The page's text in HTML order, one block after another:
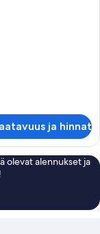
ja hinnat
olevat alennukset ja